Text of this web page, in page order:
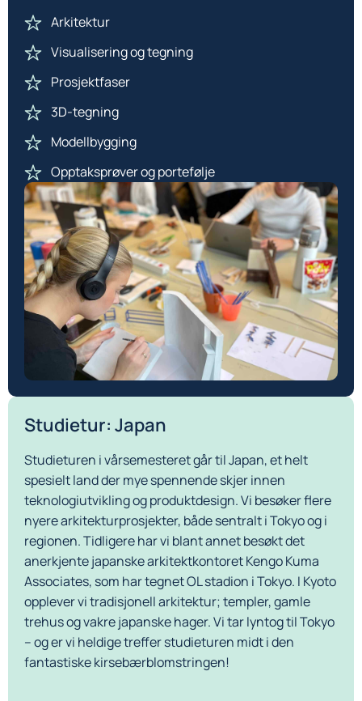
Arkitektur
Visualisering og tegning
Prosjektfaser
3D-tegning
Modellbygging
Opptaksprøver og portefølje
Studietur: Japan
Studieturen i vårsemesteret går til Japan, et helt
spesielt land der mye spennende skjer innen
teknologiutvikling og produktdesign. Vi besøker flere
nyere arkitekturprosjekter, både sentralt i Tokyo og i
regionen. Tidligere har vi blant annet besøkt det
anerkjente japanske arkitektkontoret Kengo Kuma
Associates, som har tegnet OL stadion i Tokyo. I Kyoto
opplever vi tradisjonell arkitektur; templer, gamle
trehus og vakre japanske hager. Vi tar lyntog til Tokyo
– og er vi heldige treffer studieturen midt i den
fantastiske kirsebærblomstringen!